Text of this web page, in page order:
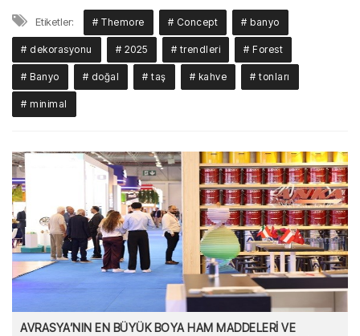
Etiketler: # Themore # Concept # banyo
# dekorasyonu # 2025 # trendleri # Forest
# Banyo # doğal # taş # kahve # tonları
# minimal
AVRASYA’NIN EN BÜYÜK BOYA HAM MADDELERİ VE